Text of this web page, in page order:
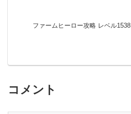
ファームヒーロー攻略 レベル1538
コメント